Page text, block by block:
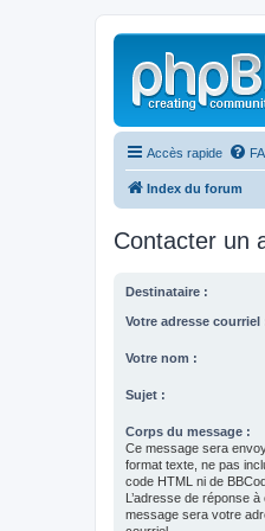
Accès rapide
Index du forum
Contacter un
Destinataire :
Votre adresse courriel
Votre nom :
Sujet :
Corps du message :
Ce message sera
format texte, ne pas
code HTML ni de
L’adresse de réponse à
message sera votre